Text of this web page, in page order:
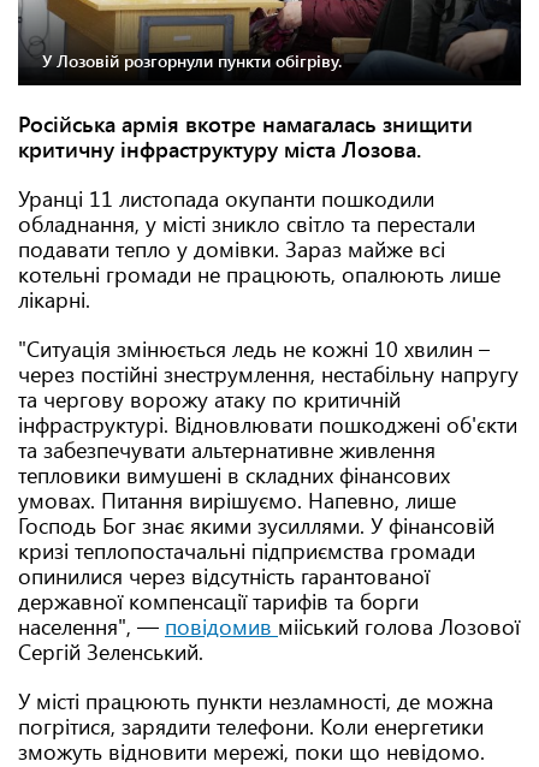
У Лозовій розгорнули пункти обігріву.
Російська армія вкотре намагалась знищити
критичну інфраструктуру міста Лозова.
Уранці 11 листопада окупанти пошкодили
обладнання, у місті зникло світло та перестали
подавати тепло у домівки. Зараз майже всі
котельні громади не працюють, опалюють лише
лікарні.
"Ситуація змінюється ледь не кожні 10 хвилин –
через постійні знеструмлення, нестабільну напругу
та чергову ворожу атаку по критичній
інфраструктурі. Відновлювати пошкоджені об'єкти
та забезпечувати альтернативне живлення
тепловики вимушені в складних фінансових
умовах. Питання вирішуємо. Напевно, лише
Господь Бог знає якими зусиллями. У фінансовій
кризі теплопостачальні підприємства громади
опинилися через відсутність гарантованої
державної компенсації тарифів та борги
населення", — повідомив мііський голова Лозової
Сергій Зеленський.
У місті працюють пункти незламності, де можна
погрітися, зарядити телефони. Коли енергетики
зможуть відновити мережі, поки що невідомо.